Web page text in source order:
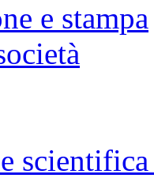
e stampa